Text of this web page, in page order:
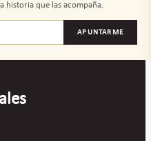
historia que las acompaña.
APUNTARME